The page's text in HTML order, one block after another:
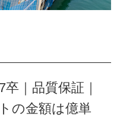
卒｜品質保証｜
の金額は億単